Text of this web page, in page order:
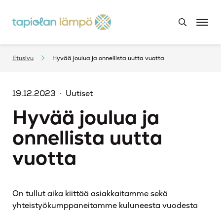
Etusivu Hyvää joulua ja onnellista uutta vuotta
19.12.2023 Uutiset
Hyvää joulua ja
onnellista uutta
vuotta
On tullut aika kiittää asiakkaitamme sekä
yhteistyökumppaneitamme kuluneesta vuodesta